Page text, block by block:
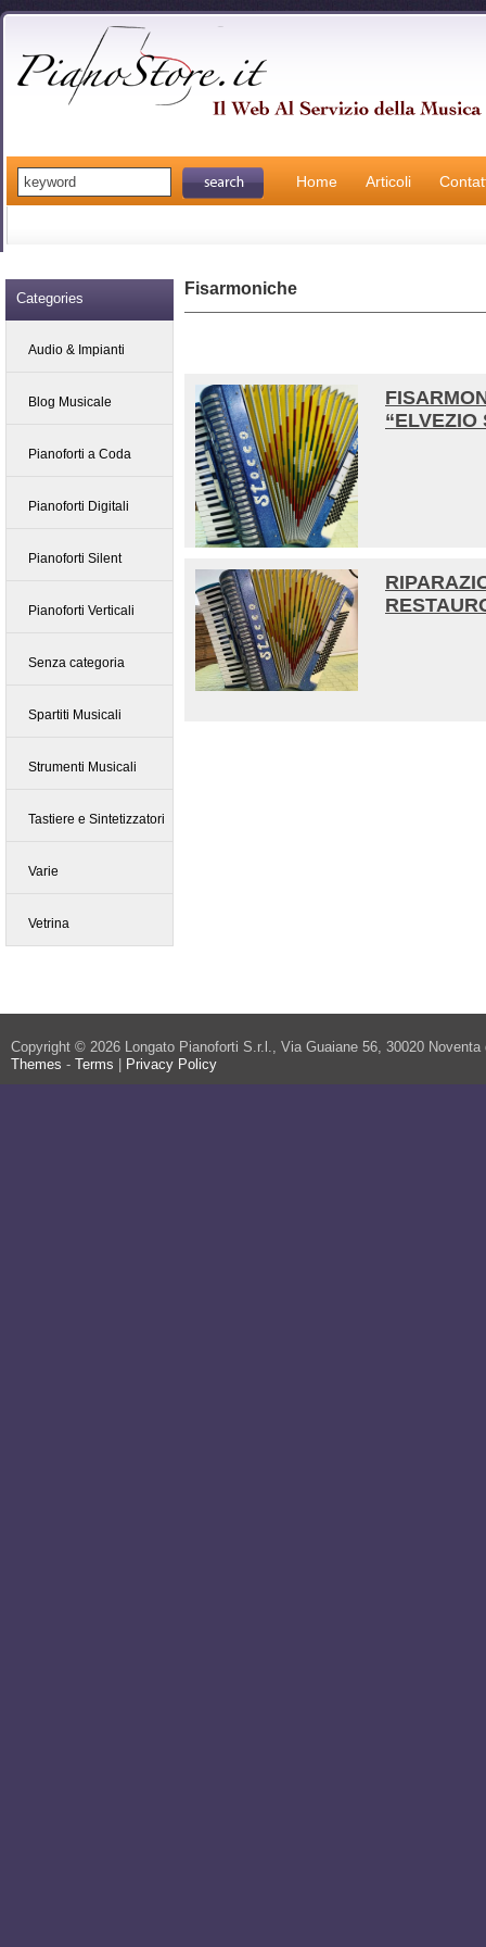
Home Articoli
Categories
Audio & Impianti
Blog Musicale
Pianoforti a Coda
Pianoforti Digitali
Pianoforti Silent
Pianoforti Verticali
Senza categoria
Spartiti Musicali
Strumenti Musicali
Tastiere e Sintetizzatori
Varie
Vetrina
Fisarmoniche
“ELVEZIO
Copyright © 2026 Longato Pianoforti S.r.l., Via Guaiane 56, 30020
Themes - Terms | Privacy Policy